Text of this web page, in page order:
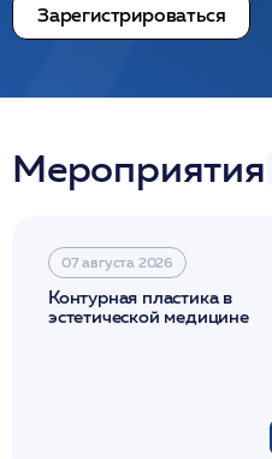
Зарегистрироваться
Мероприятия
07 августа 2026
Контурная пластика в
эстетической медицине